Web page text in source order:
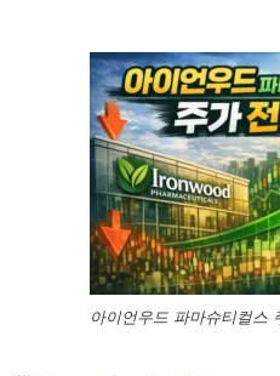
아이언우드 파마슈티컬스